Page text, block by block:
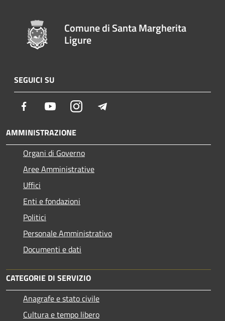
Comune di Santa Margherita
Ligure
SEGUICI SU
Facebook YoutubeInstagram
AMMINISTRAZIONE
Organi di Governo
Aree Amministrative
Uffici
Enti e fondazioni
Politici
Personale Amministrativo
Documenti e dati
CATEGORIE DI SERVIZIO
Anagrafe e stato civile
Cultura e tempo libero